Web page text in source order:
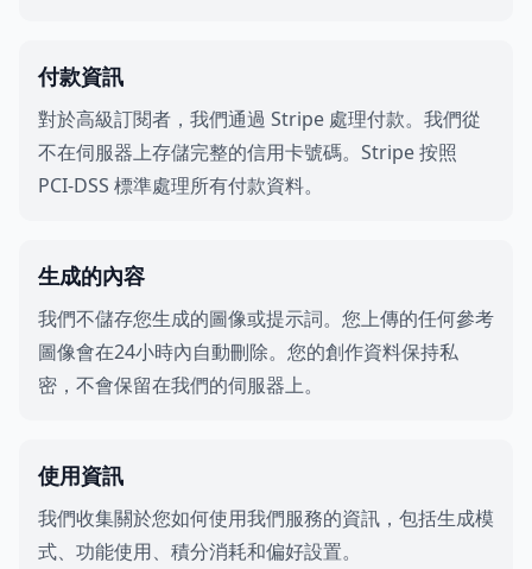
付款資訊
對於高級訂閱者，我們通過 Stripe 處理付款。我們從
不在伺服器上存儲完整的信用卡號碼。Stripe 按照
PCI-DSS 標準處理所有付款資料。
生成的內容
我們不儲存您生成的圖像或提示詞。您上傳的任何參考
圖像會在24小時內自動刪除。您的創作資料保持私
密，不會保留在我們的伺服器上。
使用資訊
我們收集關於您如何使用我們服務的資訊，包括生成模
式、功能使用、積分消耗和偏好設置。